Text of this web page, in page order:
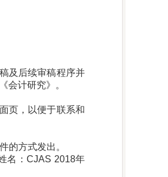
及后续审稿程序并
会计研究》。
页，以便于联系和
的方式发出。
名：CJAS 2018年